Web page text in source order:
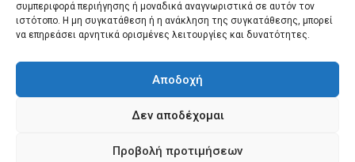
συμπεριφορά περιήγησης ή μοναδικά αναγνωριστικά σε αυτόν τον
ιστότοπο. Η μη συγκατάθεση ή η ανάκληση της συγκατάθεσης, μπορεί
να επηρεάσει αρνητικά ορισμένες λειτουργίες και δυνατότητες.
Αποδοχή
Δεν αποδέχομαι
Προβολή προτιμήσεων
Αρχική Νέα του Συλλόγου Θέματα e-Magazino
Πολιτική Cookies (ΕΕ)